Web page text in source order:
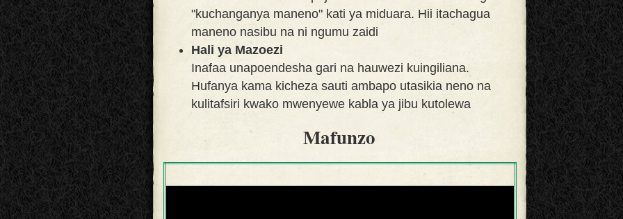
"kuchanganya maneno" kati ya miduara. Hii itachagua
maneno nasibu na ni ngumu zaidi
Hali ya Mazoezi
Inafaa unapoendesha gari na hauwezi kuingiliana.
Hufanya kama kicheza sauti ambapo utasikia neno na
kulitafsiri kwako mwenyewe kabla ya jibu kutolewa
Mafunzo